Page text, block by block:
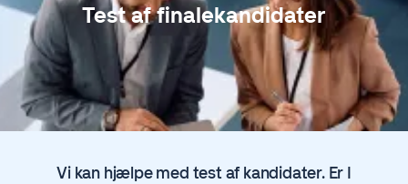
Test af finalekandidater
Vi kan hjælpe med test af kandidater. Er I